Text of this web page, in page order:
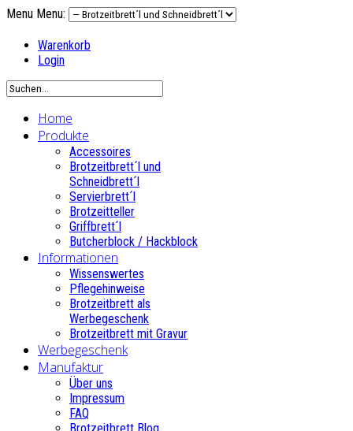
Menu Menu:
Warenkorb
Login
Home
Produkte
Accessoires
Brotzeitbrett´l und
Schneidbrett´l
Servierbrett´l
Brotzeitteller
Griffbrett´l
Butcherblock / Hackblock
Informationen
Wissenswertes
Pflegehinweise
Brotzeitbrett als
Werbegeschenk
Brotzeitbrett mit Gravur
Werbegeschenk
Manufaktur
Über uns
Impressum
FAQ